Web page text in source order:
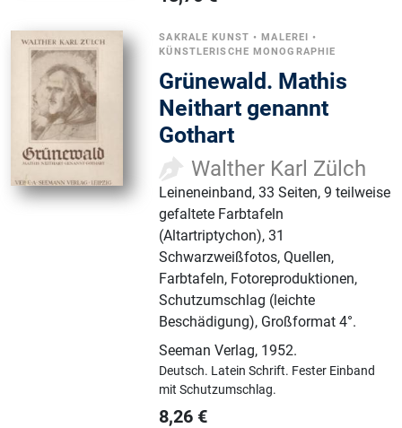
SAKRALE KUNST •MALEREI •
KÜNSTLERISCHE MONOGRAPHIE
Grünewald. Mathis
Neithart genannt
Gothart
Walther Karl Zülch
Leineneinband, 33 Seiten, 9 teilweise
gefaltete Farbtafeln
(Altartriptychon), 31
Schwarzweißfotos, Quellen,
Farbtafeln, Fotoreproduktionen,
Schutzumschlag (leichte
Beschädigung), Großformat 4°.
Seeman Verlag, 1952.
Deutsch. Latein Schrift. Fester Einband
mit Schutzumschlag.
8,26 €